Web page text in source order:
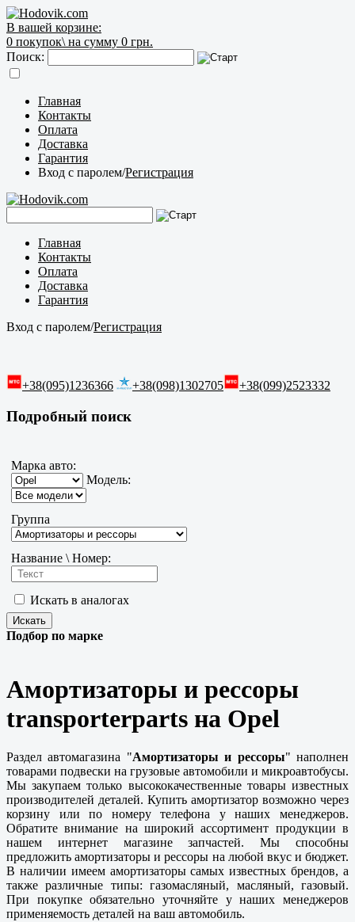
В вашей корзине:
0 покупок\ на сумму 0 грн.
Поиск:
Главная
Контакты
Оплата
Доставка
Гарантия
Вход с паролем/Регистрация
Главная
Контакты
Оплата
Доставка
Гарантия
Вход с паролем/Регистрация
+38(095)1236366 +38(098)1302705 +38(099)2523332
Подробный поиск
Марка авто:
Модель:
Группа
Название \ Номер:
Искать в аналогах
Подбор по марке
Амортизаторы и рессоры
transporterparts на Opel
Раздел автомагазина "Амортизаторы и рессоры" наполнен
товарами подвески на грузовые автомобили и микроавтобусы.
Мы закупаем только высококачественные товары известных
производителей деталей. Купить амортизатор возможно через
корзину или по номеру телефона у наших менеджеров.
Обратите внимание на широкий ассортимент продукции в
нашем интернет магазине запчастей. Мы способны
предложить амортизаторы и рессоры на любой вкус и бюджет.
В наличии имеем амортизаторы самых известных брендов, а
также различные типы: газомасляный, масляный, газовый.
При покупке обязательно уточняйте у наших менеджеров
применяемость деталей на ваш автомобиль.